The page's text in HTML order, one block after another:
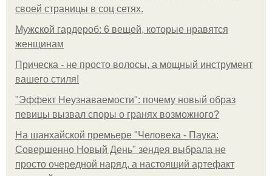
своей страницы в соц сетях.
Мужской гардероб: 6 вещей, которые нравятся
женщинам
Прическа - не просто волосы, а мощный инструмент
вашего стиля!
"Эффект Неузнаваемости": почему новый образ
певицы вызвал споры о гранях возможного?
На шанхайской премьере "Человека - Паука:
Совершенно Новый День" зендея выбрала не
просто очередной наряд, а настоящий артефакт